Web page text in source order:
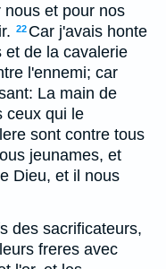
et pour nos
22 Car j'avais honte
et de la cavalerie
l'ennemi; car
La main de
ceux qui le
sont contre tous
jeunames, et
Dieu, et il nous
des sacrificateurs,
freres avec